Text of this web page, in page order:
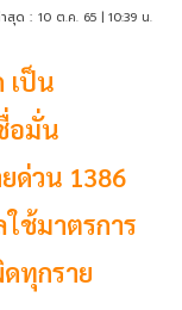
สุด : 10 ต.ค. 65 | 10:39 น.
เป็น
อมั่น
ด่วน 1386
ช้มาตรการ
ทุกราย